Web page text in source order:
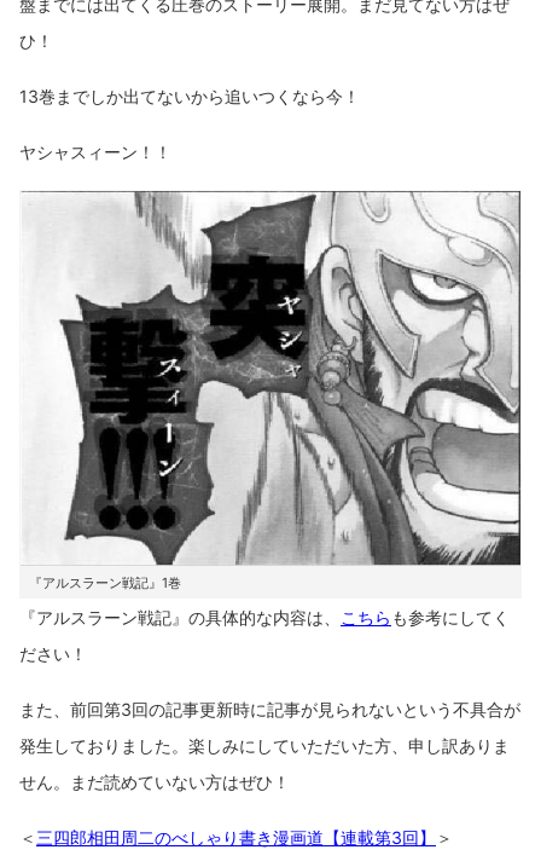
ひ！
13巻までしか出てないから追いつくなら今！
ヤシャスィーン！！
『アルスラーン戦記』1巻
『アルスラーン戦記』の具体的な内容は、 こちら も参考にしてく
ださい！
また、前回第3回の記事更新時に記事が見られないという不具合が
発生しておりました。楽しみにしていただいた方、申し訳ありま
せん。まだ読めていない方はぜひ！
＜ 三四郎相田周二のべしゃり書き漫画道【連載第3回】 ＞